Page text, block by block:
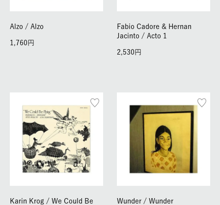
Alzo / Alzo
1,760
Fabio Cadore & Hernan
Jacinto / Acto 1
2,530
Karin Krog / We Could Be
Wunder / Wunder